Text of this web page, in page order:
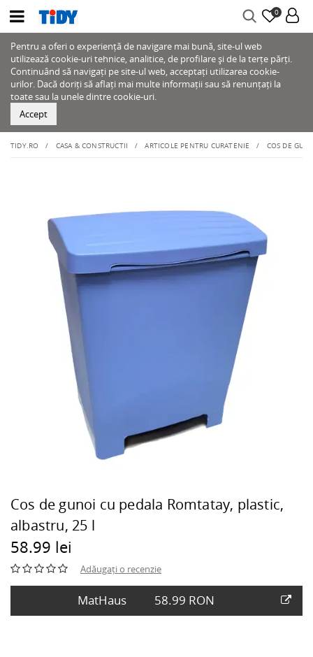
0
Pentru a oferi o experiență de navigare mai bună, site-ul web
utilizează cookie-uri tehnice, analitice, de profilare și de la terțe părți.
Continuând să navigați pe site-ul web, acceptați utilizarea cookie-
urilor. Dacă doriți să aflați mai multe informații sau să renunțați la
toate sau la unele dintre cookie-uri.
Accept
TIDY.RO CASA & CONSTRUCTII ARTICOLE PENTRU CURATENIE COS DE
Cos de gunoi cu pedala Romtatay, plastic,
albastru, 25 l
58.99 lei
Adăugați o recenzie
MatHaus 58.99 RON